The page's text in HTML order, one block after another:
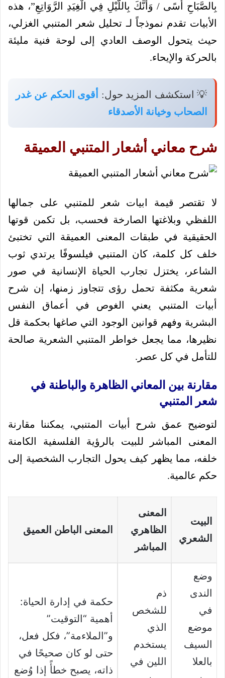
بِالصَّبَاحِ أَسًى / وَأَنَّكَ بِاللَّيْلِ فِي الْغِيَدِ الرَّوَاتِعِ”، هذه
الأبيات تقدم نموذجاً لـ تحليل شعر المتنبي الغزلي،
حيث يتحول الوصف العادي إلى لوحة فنية مليئة
بالحركة والإيحاء.
💡 استكشف المزيد حول:
أقوى الحكم عن غدر
الصحاب وخيانة الأصدقاء
شرح معاني أشعار المتنبي العميقة
لا تقتصر قيمة ابيات شعر للمتنبي على جمالها
اللفظي وبلاغتها الصارخة فحسب، بل تكمن قوتها
الحقيقية في طبقات المعنى العميقة التي تختبئ
خلف كل كلمة، كان المتنبي فيلسوفًا يرتدي ثوب
الشاعر، يختزل تجارب الحياة الإنسانية في صور
شعرية مكثفة تحمل رؤى تتجاوز زمنها، إن شرح
أبيات المتنبي يعني الغوص في أعماق النفس
البشرية وفهم قوانين الوجود التي صاغها بحكمة قل
نظيرها، مما يجعل خواطر المتنبي الشعرية صالحة
للتأمل في كل عصر.
مقارنة بين المعاني الظاهرة والباطنة في
شعر المتنبي
لتوضيح عمق شرح أبيات المتنبي، يمكننا مقارنة
المعنى المباشر للبيت بالرؤية الفلسفية الكامنة
خلفه، مما يظهر كيف يحول التجارب الشخصية إلى
حكم عالمية.
البيت
الشعري
المعنى
الظاهري
المباشر
المعنى الباطن العميق
وضع
الندى
في
موضع
السيف
بالعلا
ذم
للشخص
الذي
يستخدم
اللين في
حكمة في إدارة الحياة:
أهمية “التوقيت”
و”الملاءمة”، فكل فعل،
حتى لو كان صحيحًا في
ذاته، يصبح خطأً إذا وُضع